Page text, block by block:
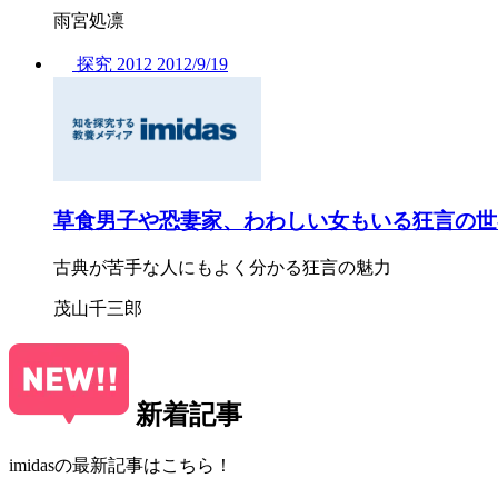
雨宮処凛
探究 2012 2012/9/19
草食男子や恐妻家、わわしい女もいる狂言の
古典が苦手な人にもよく分かる狂言の魅力
茂山千三郎
新着記事
imidasの最新記事はこちら！